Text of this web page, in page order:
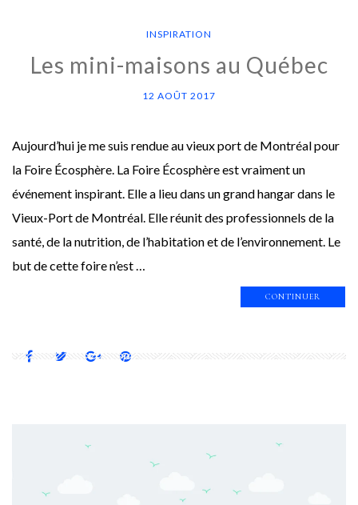
INSPIRATION
Les mini-maisons au Québec
12 AOÛT 2017
Aujourd’hui je me suis rendue au vieux port de Montréal pour
la Foire Écosphère. La Foire Écosphère est vraiment un
événement inspirant. Elle a lieu dans un grand hangar dans le
Vieux-Port de Montréal. Elle réunit des professionnels de la
santé, de la nutrition, de l’habitation et de l’environnement. Le
but de cette foire n’est …
CONTINUER